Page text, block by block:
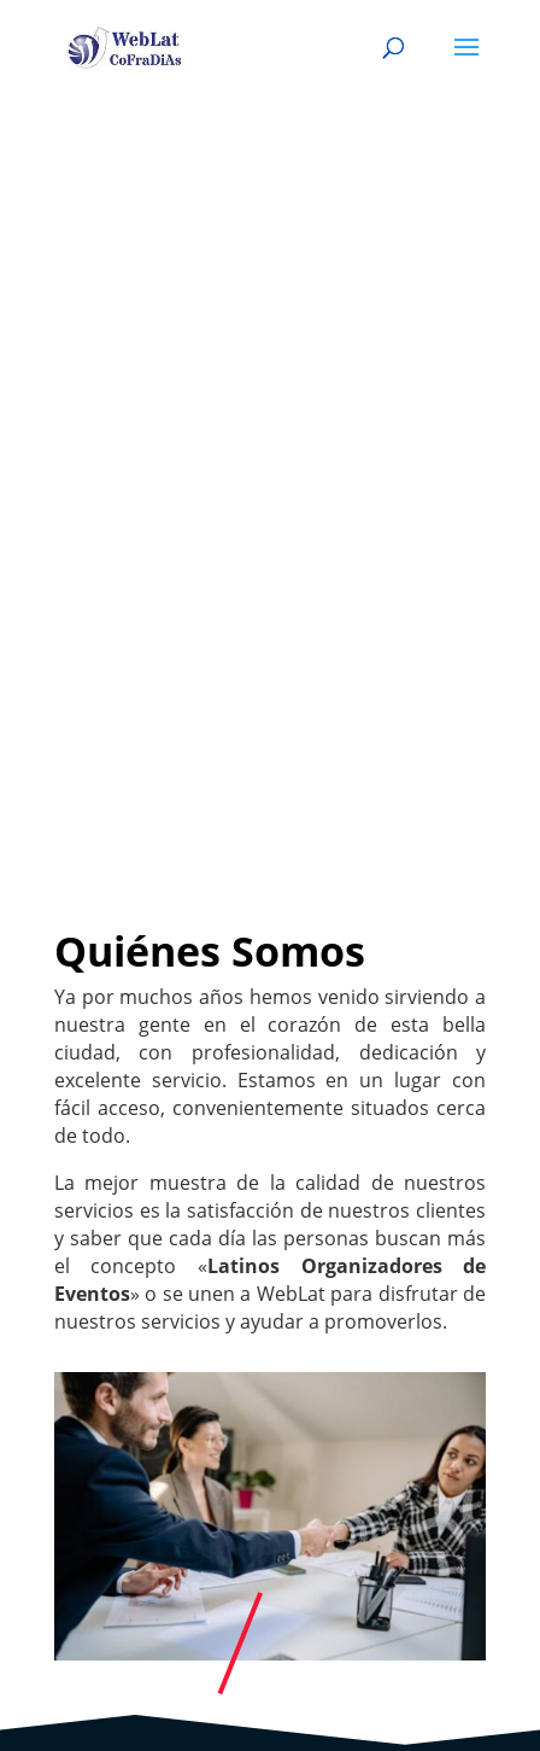
Quiénes Somos
Ya por muchos años hemos venido sirviendo a
nuestra gente en el corazón de esta bella
ciudad, con profesionalidad, dedicación y
excelente servicio. Estamos en un lugar con
fácil acceso, convenientemente situados cerca
de todo.
La mejor muestra de la calidad de nuestros
servicios es la satisfacción de nuestros clientes
y saber que cada día las personas buscan más
el concepto «Latinos Organizadores de
Eventos» o se unen a WebLat para disfrutar de
nuestros servicios y ayudar a promoverlos.